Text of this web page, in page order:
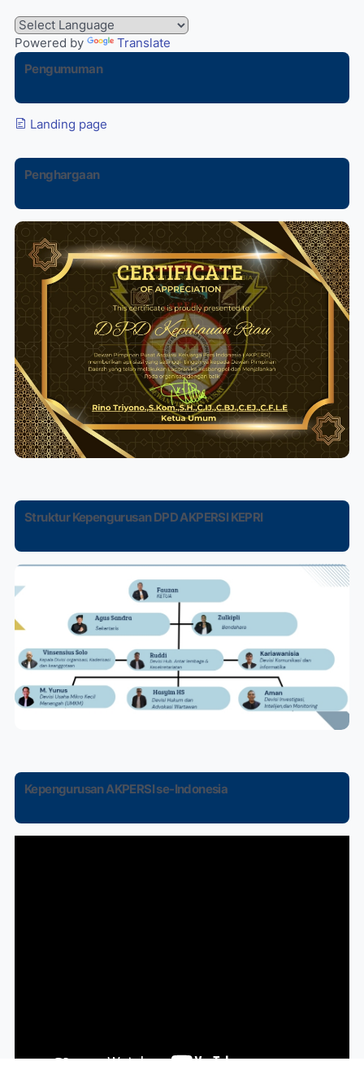
Powered by
Translate
Pengumuman
Landing page
Penghargaan
Struktur Kepengurusan DPD AKPERSI KEPRI
Kepengurusan AKPERSI se-Indonesia